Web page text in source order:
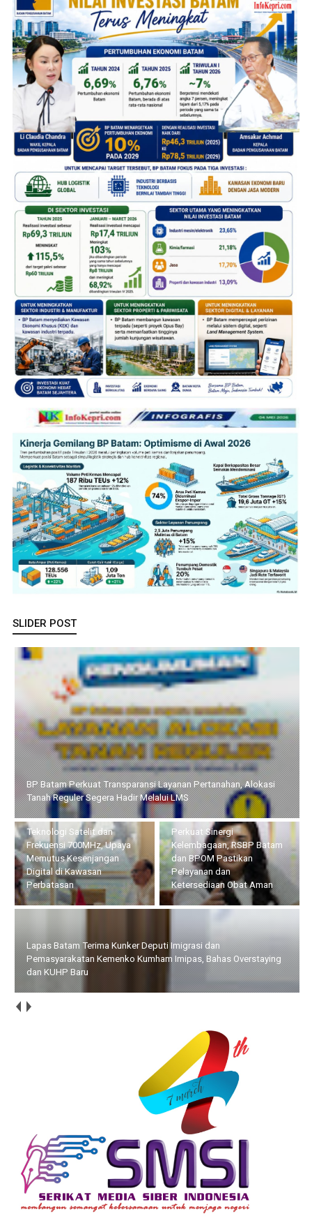
SLIDER POST
Pemprov Kepri dan KomDigi Pacu Penetrasi Broadband Lewat
Teknologi Satelit dan Frekuensi 700MHz, Upaya Memutus
Kesenjangan Digital di Kawasan Perbatasan
Perkuat Sinergi
Kelembagaan, RSBP Batam
dan BPOM Pastikan
Pelayanan dan
Ketersediaan Obat Aman
Lapas Batam Terima Kunker
Deputi Imigrasi dan
Pemasyarakatan Kemenko
Kumham Imipas, Bahas
Overstaying dan KUHP Baru
Bupati Bersama Wabup Natuna Hadiri Kegiatan Bakti Sosial
yang Digelar Tower Bersama Group